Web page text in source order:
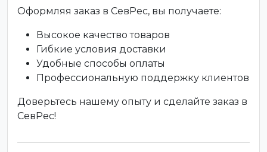
Оформляя заказ в СевРес, вы получаете:
Высокое качество товаров
Гибкие условия доставки
Удобные способы оплаты
Профессиональную поддержку клиентов
Доверьтесь нашему опыту и сделайте заказ в
СевРес!